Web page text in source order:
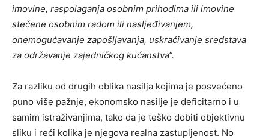
imovine, raspolaganja osobnim prihodima ili imovine
stečene osobnim radom ili nasljeđivanjem,
onemogućavanje zapošljavanja, uskraćivanje sredstava
za održavanje zajedničkog kućanstva“.
Za razliku od drugih oblika nasilja kojima je posvećeno
puno više pažnje, ekonomsko nasilje je deficitarno i u
samim istraživanjima, tako da je teško dobiti objektivnu
sliku i reći kolika je njegova realna zastupljenost. No